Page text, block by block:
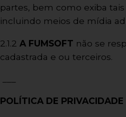
partes, bem como exiba tais
incluindo meios de mídia
2.1.2 A FUMSOFT não se
cadastrada e ou terceiros.
POLÍTICA DE PRIVACIDADE